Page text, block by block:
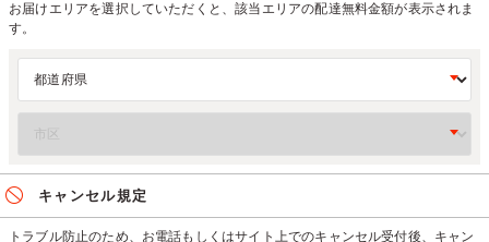
お届けエリアを選択していただくと、該当エリアの配達無料金額が表示されま
す。
キャンセル規定
トラブル防止のため、お電話もしくはサイト上でのキャンセル受付後、キャン